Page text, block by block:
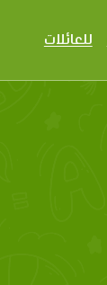
للعائلات